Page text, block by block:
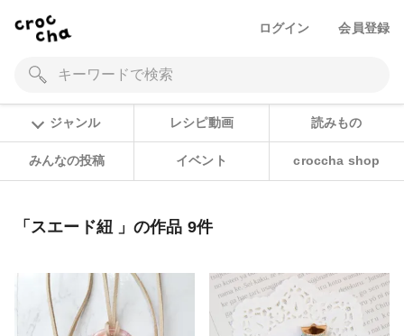
ログイン 会員登録
ジャンル レシピ動画 読みもの
みんなの投稿 イベント croccha shop
「スエード紐 」の作品 9件